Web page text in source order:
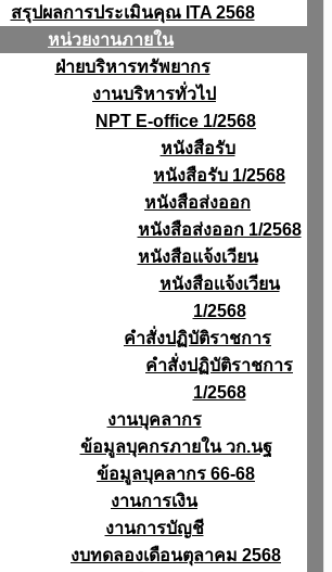
สรุปผลการประเมินคุณ ITA 2568
หน่วยงานภายใน
ฝ่ายบริหารทรัพยากร
งานบริหารทั่วไป
NPT E-office 1/2568
หนังสือรับ
หนังสือรับ 1/2568
หนังสือส่งออก
หนังสือส่งออก 1/2568
หนังสือแจ้งเวียน
หนังสือเเจ้งเวียน
1/2568
คำสั่งปฏิบัติราชการ
คำสั่งปฏิบัติราชการ
1/2568
งานบุคลากร
ข้อมูลบุคกรภายใน วก.นฐ
ข้อมูลบุคลากร 66-68
งานการเงิน
งานการบัญชี
งบทดลองเดือนตุลาคม 2568